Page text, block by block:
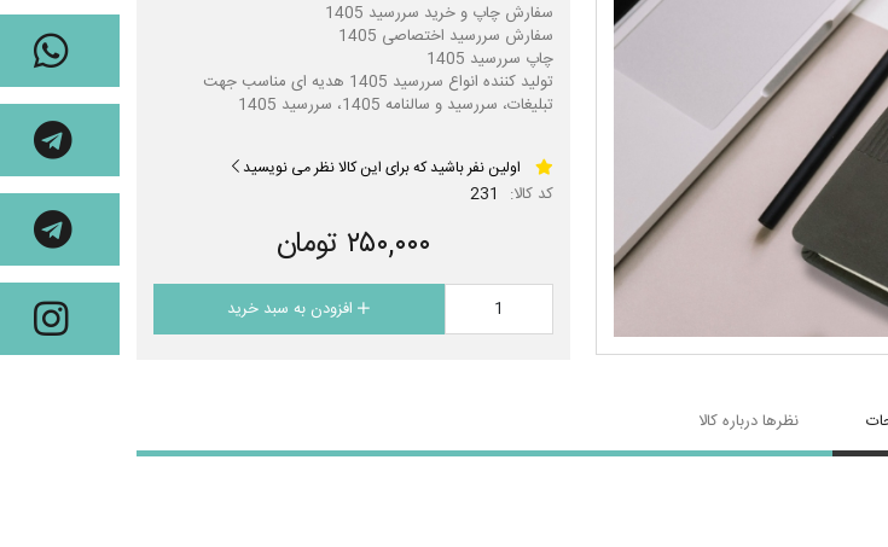
تولید کننده انواع سررسید 1405 هدیه ای مناسب جهت
تبلیغات، سررسید و سالنامه 1405، سررسید 1405
اولین نفر باشید که برای این کالا نظر می نویسید
کد کالا: 231
۲۵۰,۰۰۰ تومان
افزودن به سبد خرید
نظرها درباره کالا